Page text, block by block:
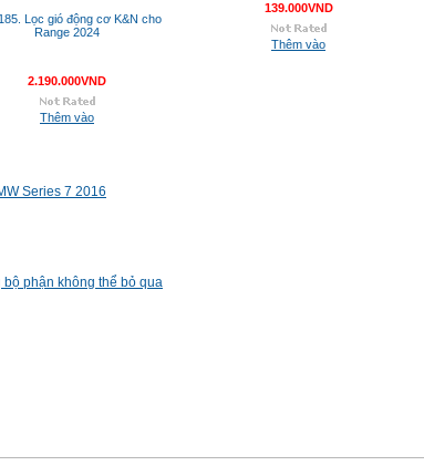
Lọc gió động cơ K&N cho
Range 2024
2.190.000VND
Thêm vào
139.000VND
Thêm vào
Series 7 2016
phận không thể bỏ qua